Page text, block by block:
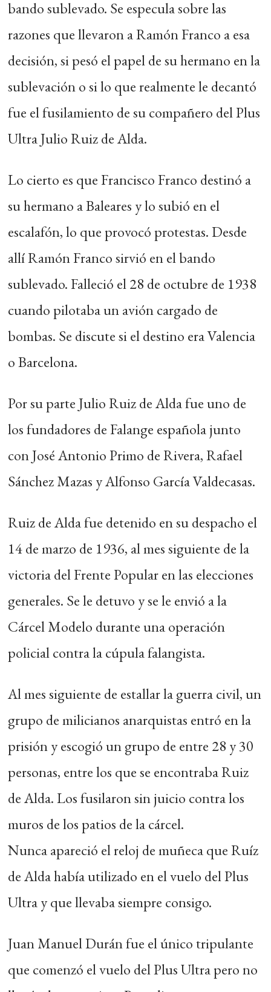
bando sublevado. Se especula sobre las
razones que llevaron a Ramón Franco a esa
decisión, si pesó el papel de su hermano en la
sublevación o si lo que realmente le decantó
fue el fusilamiento de su compañero del Plus
Ultra Julio Ruiz de Alda.
Lo cierto es que Francisco Franco destinó a
su hermano a Baleares y lo subió en el
escalafón, lo que provocó protestas. Desde
allí Ramón Franco sirvió en el bando
sublevado. Falleció el 28 de octubre de 1938
cuando pilotaba un avión cargado de
bombas. Se discute si el destino era Valencia
o Barcelona.
Por su parte Julio Ruiz de Alda fue uno de
los fundadores de Falange española junto
con José Antonio Primo de Rivera, Rafael
Sánchez Mazas y Alfonso García Valdecasas.
Ruiz de Alda fue detenido en su despacho el
14 de marzo de 1936, al mes siguiente de la
victoria del Frente Popular en las elecciones
generales. Se le detuvo y se le envió a la
Cárcel Modelo durante una operación
policial contra la cúpula falangista.
Al mes siguiente de estallar la guerra civil, un
grupo de milicianos anarquistas entró en la
prisión y escogió un grupo de entre 28 y 30
personas, entre los que se encontraba Ruiz
de Alda. Los fusilaron sin juicio contra los
muros de los patios de la cárcel.
Nunca apareció el reloj de muñeca que Ruíz
de Alda había utilizado en el vuelo del Plus
Ultra y que llevaba siempre consigo.
Juan Manuel Durán fue el único tripulante
que comenzó el vuelo del Plus Ultra pero no